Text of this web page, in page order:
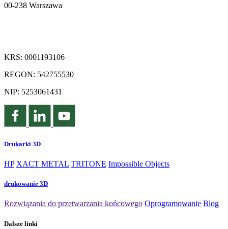
00-238 Warszawa
KRS: 0001193106
REGON: 542755530
NIP: 5253061431
Drukarki 3D
HP XACT METAL TRITONE Impossible Objects
drukowanie 3D
Rozwiązania do przetwarzania końcowego Oprogramowanie Blog
Dalsze linki